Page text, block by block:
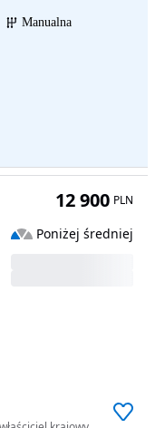
Manualna
12 900 PLN
Poniżej średniej